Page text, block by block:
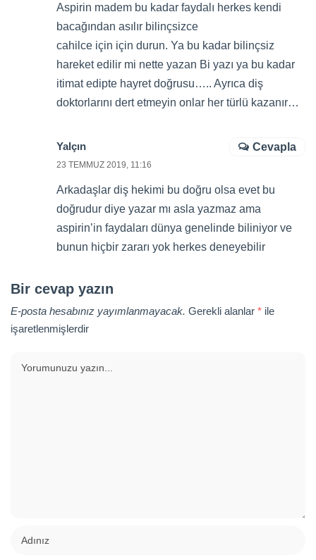
Aspirin madem bu kadar faydalı herkes kendi
bacağından asılır bilinçsizce
cahilce için için durun. Ya bu kadar bilinçsiz
hareket edilir mi nette yazan Bi yazı ya bu kadar
itimat edipte hayret doğrusu….. Ayrıca diş
doktorlarını dert etmeyin onlar her türlü kazanır…
Yalçın
23 TEMMUZ 2019, 11:16
Arkadaşlar diş hekimi bu doğru olsa evet bu
doğrudur diye yazar mı asla yazmaz ama
aspirin’in faydaları dünya genelinde biliniyor ve
bunun hiçbir zararı yok herkes deneyebilir
Cevapla
Bir cevap yazın
E-posta hesabınız yayımlanmayacak. Gerekli alanlar * ile
işaretlenmişlerdir